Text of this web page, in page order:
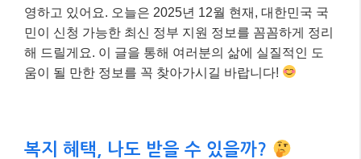
영하고 있어요. 오늘은 2025년 12월 현재, 대한민국 국
민이 신청 가능한 최신 정부 지원 정보를 꼼꼼하게 정리
해 드릴게요. 이 글을 통해 여러분의 삶에 실질적인 도
움이 될 만한 정보를 꼭 찾아가시길 바랍니다!
복지 혜택, 나도 받을 수 있을까?